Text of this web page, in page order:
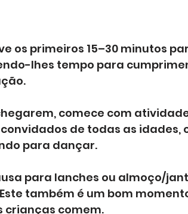
os primeiros 15–30 minutos
lhes tempo para
comece com
de todas as idades,
para dançar.
para lanches ou almoço/
também é um bom
crianças comem.